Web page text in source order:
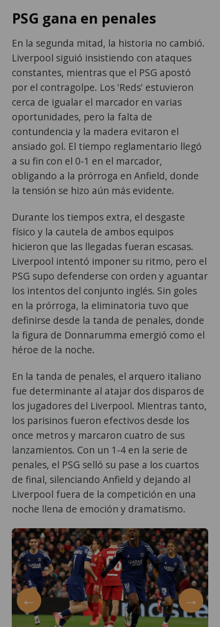
PSG gana en penales
En la segunda mitad, la historia no cambió.
Liverpool siguió insistiendo con ataques
constantes, mientras que el PSG apostó
por el contragolpe. Los 'Reds' estuvieron
cerca de igualar el marcador en varias
oportunidades, pero la falta de
contundencia y la madera evitaron el
ansiado gol. El tiempo reglamentario llegó
a su fin con el 0-1 en el marcador,
obligando a la prórroga en Anfield, donde
la tensión se hizo aún más evidente.
Durante los tiempos extra, el desgaste
físico y la cautela de ambos equipos
hicieron que las llegadas fueran escasas.
Liverpool intentó imponer su ritmo, pero el
PSG supo defenderse con orden y aguantar
los intentos del conjunto inglés. Sin goles
en la prórroga, la eliminatoria tuvo que
definirse desde la tanda de penales, donde
la figura de Donnarumma emergió como el
héroe de la noche.
En la tanda de penales, el arquero italiano
fue determinante al atajar dos disparos de
los jugadores del Liverpool. Mientras tanto,
los parisinos fueron efectivos desde los
once metros y marcaron cuatro de sus
lanzamientos. Con un 1-4 en la serie de
penales, el PSG selló su pase a los cuartos
de final, silenciando Anfield y dejando al
Liverpool fuera de la competición en una
noche llena de emoción y dramatismo.
← →